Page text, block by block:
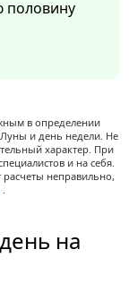
половину
в определении
и день недели. Не
характер. При
и на себя.
неправильно,
.
на